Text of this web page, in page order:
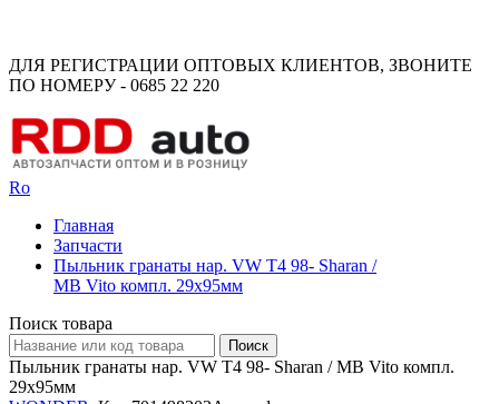
ДЛЯ РЕГИСТРАЦИИ ОПТОВЫХ КЛИЕНТОВ, ЗВОНИТЕ
ПО НОМЕРУ - 0685 22 220
Ro
Главная
Запчасти
Пыльник гранаты нар. VW T4 98- Sharan /
MB Vito компл. 29x95мм
Поиск товара
Пыльник гранаты нар. VW T4 98- Sharan / MB Vito компл.
29x95мм